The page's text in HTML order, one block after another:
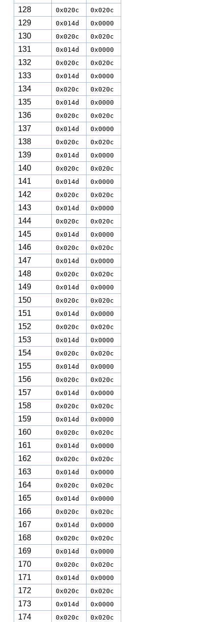
128 0x020c 0x020c
129 0x014d 0x0000
130 0x020c 0x020c
131 0x014d 0x0000
132 0x020c 0x020c
133 0x014d 0x0000
134 0x020c 0x020c
135 0x014d 0x0000
136 0x020c 0x020c
137 0x014d 0x0000
138 0x020c 0x020c
139 0x014d 0x0000
140 0x020c 0x020c
141 0x014d 0x0000
142 0x020c 0x020c
143 0x014d 0x0000
144 0x020c 0x020c
145 0x014d 0x0000
146 0x020c 0x020c
147 0x014d 0x0000
148 0x020c 0x020c
149 0x014d 0x0000
150 0x020c 0x020c
151 0x014d 0x0000
152 0x020c 0x020c
153 0x014d 0x0000
154 0x020c 0x020c
155 0x014d 0x0000
156 0x020c 0x020c
157 0x014d 0x0000
158 0x020c 0x020c
159 0x014d 0x0000
160 0x020c 0x020c
161 0x014d 0x0000
162 0x020c 0x020c
163 0x014d 0x0000
164 0x020c 0x020c
165 0x014d 0x0000
166 0x020c 0x020c
167 0x014d 0x0000
168 0x020c 0x020c
169 0x014d 0x0000
170 0x020c 0x020c
171 0x014d 0x0000
172 0x020c 0x020c
173 0x014d 0x0000
174 0x020c 0x020c